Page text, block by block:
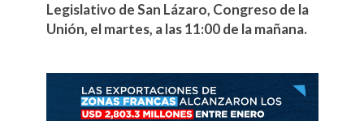
Legislativo de San Lázaro, Congreso de la
Unión, el martes, a las 11:00 de la mañana.